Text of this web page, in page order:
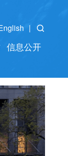
信息公开